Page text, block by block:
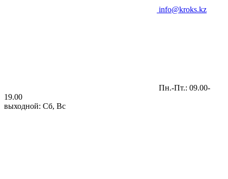
info@kroks.kz
Пн.-Пт.: 09.00-
19.00
выходной: Сб, Вс